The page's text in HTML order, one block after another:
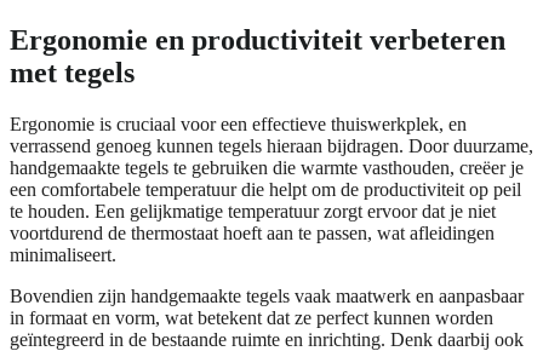
Ergonomie en productiviteit verbeteren
met tegels
Ergonomie is cruciaal voor een effectieve thuiswerkplek, en
verrassend genoeg kunnen tegels hieraan bijdragen. Door duurzame,
handgemaakte tegels te gebruiken die warmte vasthouden, creëer je
een comfortabele temperatuur die helpt om de productiviteit op peil
te houden. Een gelijkmatige temperatuur zorgt ervoor dat je niet
voortdurend de thermostaat hoeft aan te passen, wat afleidingen
minimaliseert.
Bovendien zijn handgemaakte tegels vaak maatwerk en aanpasbaar
in formaat en vorm, wat betekent dat ze perfect kunnen worden
geïntegreerd in de bestaande ruimte en inrichting. Denk daarbij ook